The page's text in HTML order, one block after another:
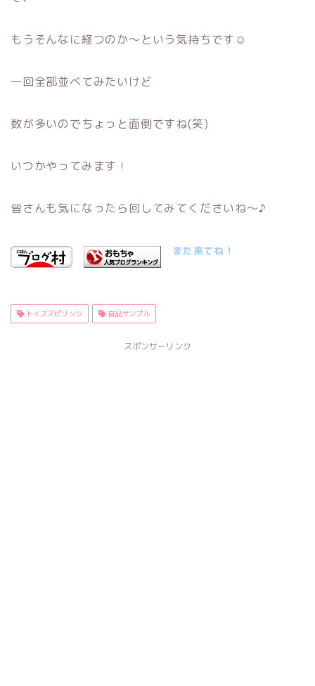
もうそんなに経つのか～という気持ちです☺
一回全部並べてみたいけど
数が多いのでちょっと面倒ですね(笑)
いつかやってみます！
皆さんも気になったら回してみてくださいね～♪
また来てね！
トイズスピリッツ 食品サンプル
スポンサーリンク